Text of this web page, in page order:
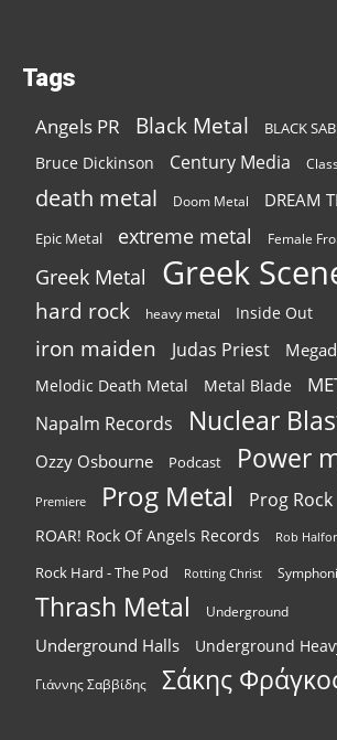
Tags
Angels PR Black Metal BLACK
Bruce Dickinson Century Media
death metal Doom Metal DREAM
Epic Metal extreme metal Female
Greek Metal Greek
hard rock heavy metal Inside Out
iron maiden Judas Priest
Melodic Death Metal Metal Blade
Napalm Records Nuclear
Ozzy Osbourne Podcast Power
Premiere Prog Metal Prog Rock
ROAR! Rock Of Angels Records Rob
Rock Hard - The Pod Rotting Christ
Thrash Metal Underground
Underground Halls Underground
Γιάννης Σαββίδης Σάκης